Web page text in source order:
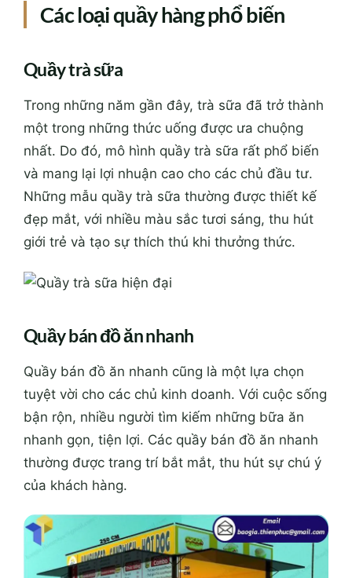
Các loại quầy hàng phổ biến
Quầy trà sữa
Trong những năm gần đây, trà sữa đã trở thành
một trong những thức uống được ưa chuộng
nhất. Do đó, mô hình quầy trà sữa rất phổ biến
và mang lại lợi nhuận cao cho các chủ đầu tư.
Những mẫu quầy trà sữa thường được thiết kế
đẹp mắt, với nhiều màu sắc tươi sáng, thu hút
giới trẻ và tạo sự thích thú khi thưởng thức.
Quầy bán đồ ăn nhanh
Quầy bán đồ ăn nhanh cũng là một lựa chọn
tuyệt vời cho các chủ kinh doanh. Với cuộc sống
bận rộn, nhiều người tìm kiếm những bữa ăn
nhanh gọn, tiện lợi. Các quầy bán đồ ăn nhanh
thường được trang trí bắt mắt, thu hút sự chú ý
của khách hàng.